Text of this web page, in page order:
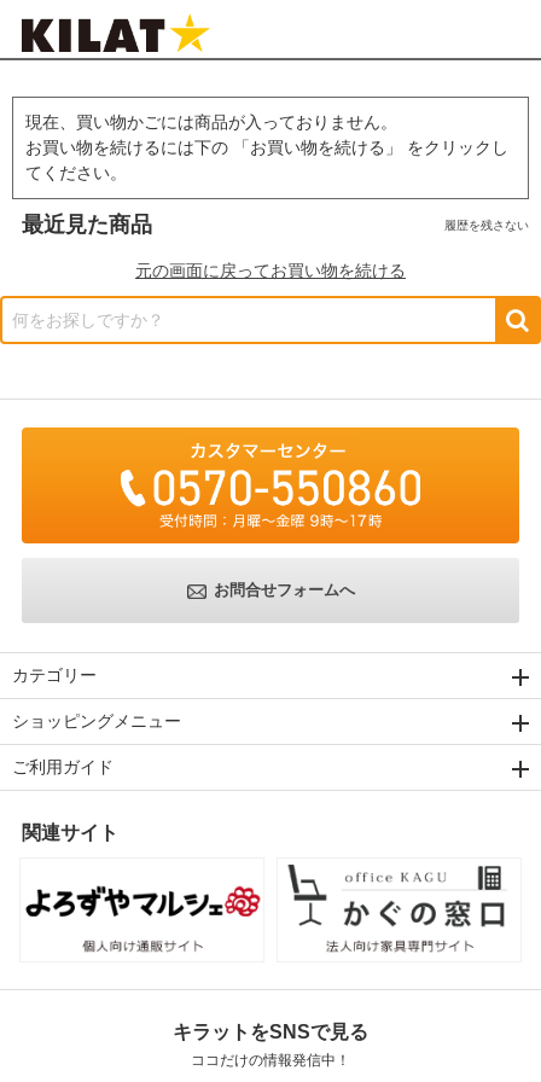
現在、買い物かごには商品が入っておりません。
お買い物を続けるには下の 「お買い物を続ける」 をクリックし
てください。
最近見た商品 履歴を残さない
元の画面に戻ってお買い物を続ける
何をお探しですか？
お問合せフォームへ
カテゴリー
ショッピングメニュー
ご利用ガイド
関連サイト
キラットをSNSで見る
ココだけの情報発信中！